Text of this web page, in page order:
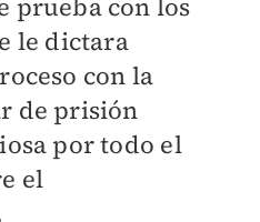
prueba con los
le dictara
con la
de prisión
por todo el
el